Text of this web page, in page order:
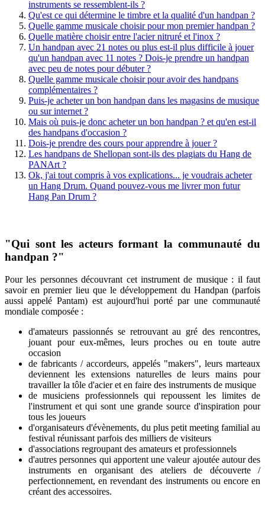
instruments se ressemblent-ils ?
Qu'est ce qui détermine le timbre et la qualité d'un handpan ?
Quelle gamme musicale choisir pour mon premier handpan ?
Quelle matière choisir entre l'acier nitruré et l'inox ?
Un handpan avec 21 notes ou plus est-il plus difficile à jouer
qu'un handpan avec 11 notes ? Dois-je prendre un handpan
avec peu de notes pour débuter ?
Quelle gamme musicale choisir pour avoir des handpans
complémentaires ?
Puis-je acheter un bon handpan dans les magasins de musique
ou sur internet ?
Mais où puis-je donc acheter un bon handpan ? et qu'en est-il
des handpans d'occasion ?
Dois-je prendre des cours pour apprendre à jouer ?
Les handpans de Shellopan sont-ils des plagiats du Hang de
PANArt ?
Ok, j'ai tout compris à vos explications... je voudrais acheter
un Hang Drum. Quand pouvez-vous me livrer mon futur
Hang Pan Drum ?
"Qui sont les acteurs formant la communauté du
handpan ?"
Pour les personnes découvrant cet instrument de musique : il faut
savoir en premier lieu que le développement du Handpan (parfois
aussi appelé Pantam) est aujourd'hui porté par une communauté
mondiale composée :
d'amateurs passionnés se retrouvant au gré des rencontres,
jouant pour eux-mêmes, leurs proches ou en toute autre
occasion
de fabricants / accordeurs, appelés "makers", leurs marteaux
deviennent les extensions naturelles de leurs mains pour
travailler la tôle d'acier et en faire des instruments de musique
de musiciens professionnels qui repoussent les limites de
l'instrument et qui sont une grande source d'inspiration pour
tous les joueurs
d'organisateurs d'évènements, du plus petit meeting familial au
festival réunissant parfois des milliers de visiteurs
d'associations regroupant des amateurs et professionnels
d'autres personnes qui apportent une valeur ajoutée autour des
instruments en organisant des ateliers de découverte /
perfectionnement, en revendant des instruments ou encore en
créant des accessoires.